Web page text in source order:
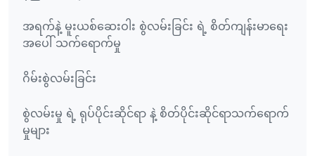
အရက်နဲ့ မူးယစ်ဆေးဝါး စွဲလမ်းခြင်း ရဲ့ စိတ်ကျန်းမာရေး
အပေါ် သက်ရောက်မှု
ဂိမ်းစွဲလမ်းခြင်း
စွဲလမ်းမှု ရဲ့ ရုပ်ပိုင်းဆိုင်ရာ နဲ့ စိတ်ပိုင်းဆိုင်ရာသက်ရောက်
မှုများ